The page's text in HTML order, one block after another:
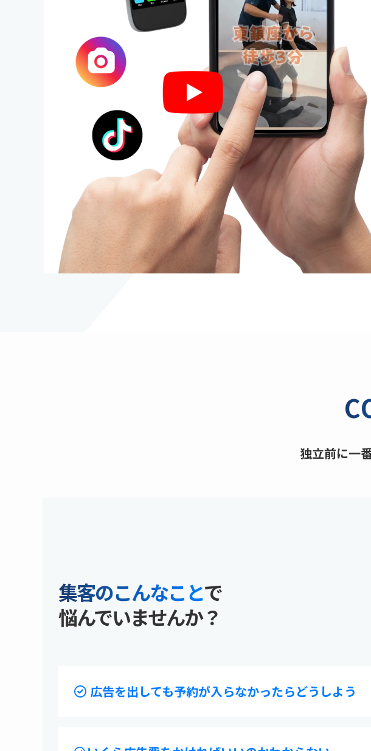
独立前に一
集客のこんなことで
悩んでいませんか？
広告を出しても予約が入らなかったらどうしよう